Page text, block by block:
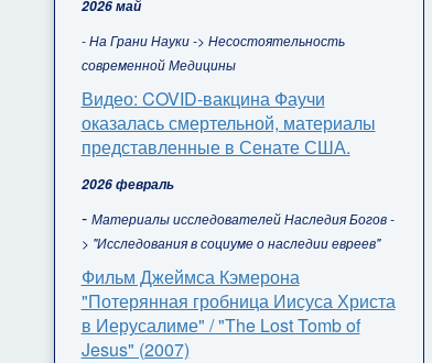
2026 май
- На Грани Науки -> Несостоятельность
современной Медицины
Видео: COVID-вакцина Фаучи
оказалась смертельной, материалы
представленные в Сенате США.
2026 февраль
- Материалы исследователей Наследия Богов -
> "Исследования в социуме о наследии евреев"
Фильм Джеймса Кэмерона
"Потерянная гробница Иисуса Христа
в Иерусалиме" / "The Lost Tomb of
Jesus" (2007)